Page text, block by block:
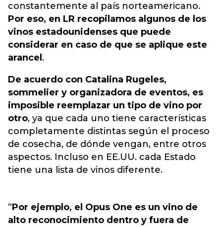
constantemente al país norteamericano.
Por eso, en LR recopilamos algunos de los
vinos estadounidenses que puede
considerar en caso de que se aplique este
arancel .
De acuerdo con Catalina Rugeles,
sommelier y organizadora de eventos, es
imposible reemplazar un tipo de vino por
otro, ya que cada uno tiene características
completamente distintas según el proceso
de cosecha, de dónde vengan, entre otros
aspectos. Incluso en EE.UU. cada Estado
tiene una lista de vinos diferente.
“Por ejemplo, el Opus One es un vino de
alto reconocimiento dentro y fuera de